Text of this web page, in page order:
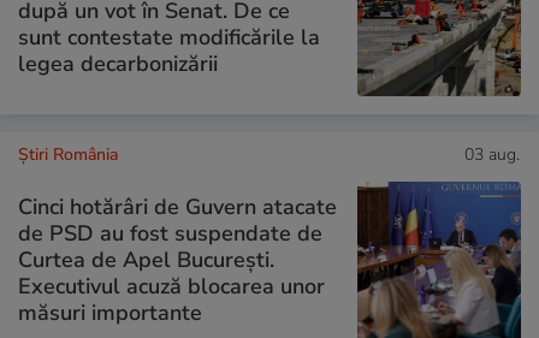
după un vot în Senat. De ce
sunt contestate modificările la
legea decarbonizării
Știri România 03 aug.
Cinci hotărâri de Guvern atacate
de PSD au fost suspendate de
Curtea de Apel București.
Executivul acuză blocarea unor
măsuri importante